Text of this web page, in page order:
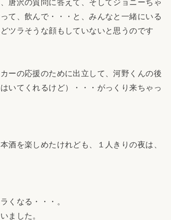
唐沢の質問に答えて、そしてジョニーちゃ
て、飲んで・・・と、みんなと一緒にいる
ツラそうな顔もしていないと思うのです
ーの応援のために出立して、河野くんの後
いてくれるけど）・・・がっくり来ちゃっ
を楽しめたけれども、１人きりの夜は、
くなる・・・。
ました。